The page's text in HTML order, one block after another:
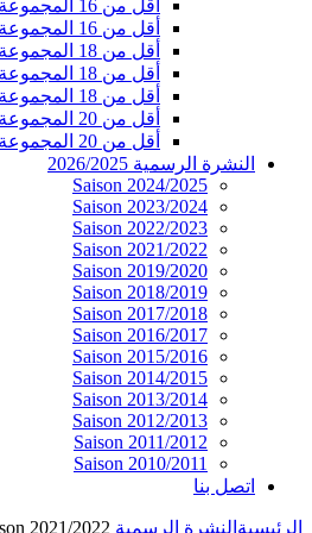
أقل من 16 المجموعة ب
أقل من 16 المجموعة ج
أقل من 18 المجموعة أ
أقل من 18 المجموعة ب
أقل من 18 المجموعة ج
أقل من 20 المجموعة أ
أقل من 20 المجموعة ب
النشرة الرسمية 2026/2025
Saison 2024/2025
Saison 2023/2024
Saison 2022/2023
Saison 2021/2022
Saison 2019/2020
Saison 2018/2019
Saison 2017/2018
Saison 2016/2017
Saison 2015/2016
Saison 2014/2015
Saison 2013/2014
Saison 2012/2013
Saison 2011/2012
Saison 2010/2011
اتصل بنا
الرئيسية النشرة الرسمية 2026/2025 2021/2022